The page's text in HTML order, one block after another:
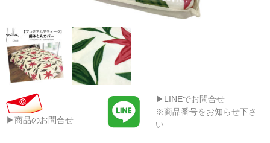
▶商品のお問合せ
▶LINEでお問合せ
※商品番号をお知らせ下さ
い